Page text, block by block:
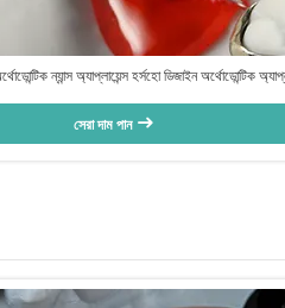
ন্যান্স অ্যাপ্লায়েন্স হর্সহো ডিজাইন অর্থোডোন্টিক
সেরা দাম পান